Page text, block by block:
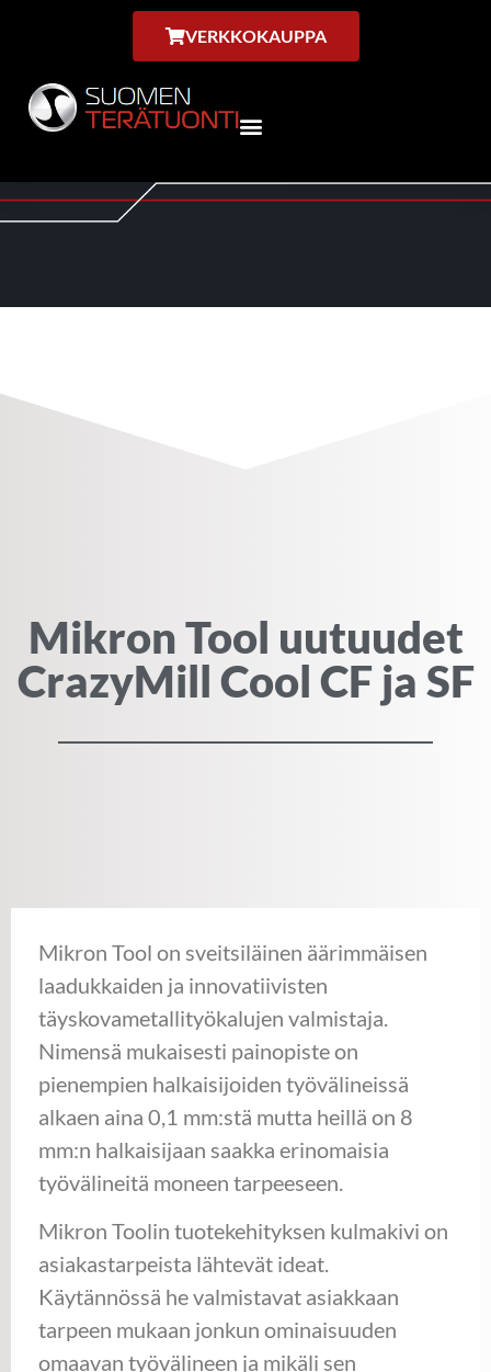
VERKKOKAUPPA
Mikron Tool uutuudet
CrazyMill Cool CF ja SF
Mikron Tool on sveitsiläinen äärimmäisen
laadukkaiden ja innovatiivisten
täyskovametallityökalujen valmistaja.
Nimensä mukaisesti painopiste on
pienempien halkaisijoiden työvälineissä
alkaen aina 0,1 mm:stä mutta heillä on 8
mm:n halkaisijaan saakka erinomaisia
työvälineitä moneen tarpeeseen.
Mikron Toolin tuotekehityksen kulmakivi on
asiakastarpeista lähtevät ideat.
Käytännössä he valmistavat asiakkaan
tarpeen mukaan jonkun ominaisuuden
omaavan työvälineen ja mikäli sen